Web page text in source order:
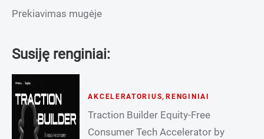
Prekiavimas mugėje
Susiję renginiai:
AKCELERATORIUS, RENGINIAI
Traction Builder Equity-Free
Consumer Tech Accelerator by